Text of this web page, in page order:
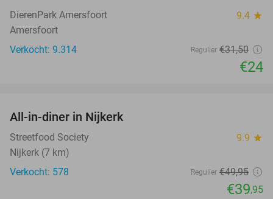
DierenPark Amersfoort 9.4 star
Amersfoort
Verkocht: 9.314
Regulier €31,50
€24
All-in-diner in Nijkerk
Streetfood Society 9.9 star
Nijkerk (7 km)
Verkocht: 578
Regulier €49,95
€39,95